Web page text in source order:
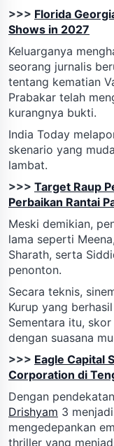
>>> Florida
Shows in 2027
Keluarganya
seorang jurnalis
tentang kematian
Prabakar telah
kurangnya bukti.
India Today
skenario yang
lambat.
>>> Target Raup
Perbaikan Rantai
Meski demikian,
lama seperti
Sharath, serta
penonton.
Secara teknis,
Kurup yang
Sementara itu,
dengan suasana
>>> Eagle Capital
Corporation di
Dengan
Drishyam 3
mengedepankan
thriller yang